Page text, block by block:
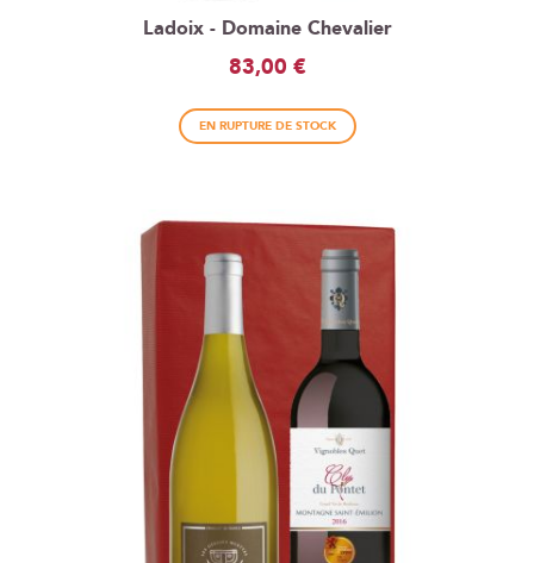
Ladoix - Domaine Chevalier
83,00 €
EN RUPTURE DE STOCK